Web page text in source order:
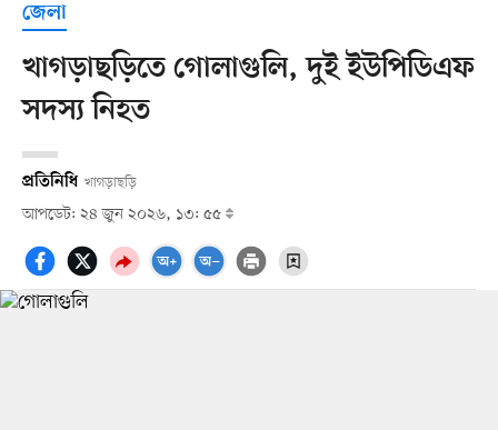
জেলা
খাগড়াছড়িতে গোলাগুলি, দুই ইউপিডিএফ
সদস্য নিহত
প্রতিনিধি খাগড়াছড়ি
আপডেট: ২৪ জুন ২০২৬, ১৩: ৫৫